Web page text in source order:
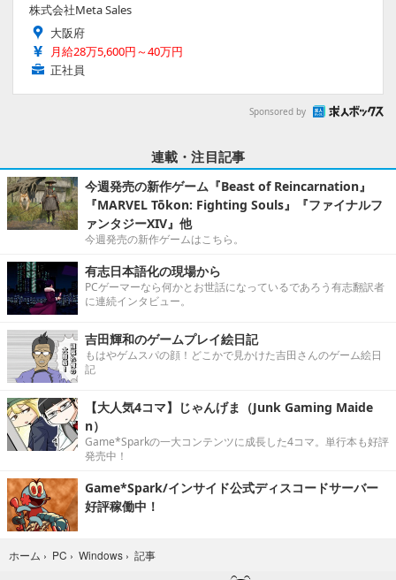
株式会社Meta Sales
大阪府
月給28万5,600円～40万円
正社員
Sponsored by
連載・注目記事
今週発売の新作ゲーム『Beast of Reincarnation』
『MARVEL Tōkon: Fighting Souls』『ファイナルフ
ァンタジーXIV』他
今週発売の新作ゲームはこちら。
有志日本語化の現場から
PCゲーマーなら何かとお世話になっているであろう有志翻訳者
に連続インタビュー。
吉田輝和のゲームプレイ絵日記
もはやゲムスパの顔！どこかで見かけた吉田さんのゲーム絵日
記
【大人気4コマ】じゃんげま（Junk Gaming Maide
n）
Game*Sparkの一大コンテンツに成長した4コマ。単行本も好評
発売中！
Game*Spark/インサイド公式ディスコードサーバー
好評稼働中！
ホーム › PC › Windows › 記事